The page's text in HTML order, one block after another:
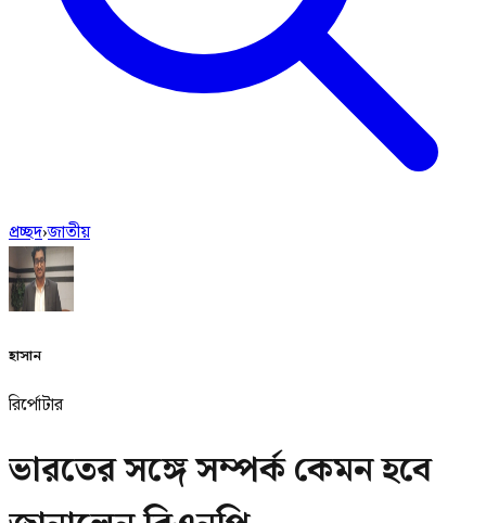
প্রচ্ছদ›জাতীয়
হাসান
রির্পোটার
ভারতের সঙ্গে সম্পর্ক কেমন হবে